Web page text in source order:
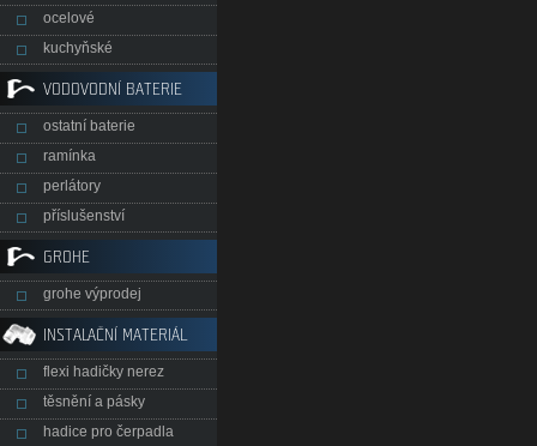
ocelové
kuchyňské
VODOVODNÍ BATERIE
ostatní baterie
ramínka
perlátory
příslušenství
GROHE
grohe výprodej
INSTALAČNÍ MATERIÁL
flexi hadičky nerez
těsnění a pásky
hadice pro čerpadla